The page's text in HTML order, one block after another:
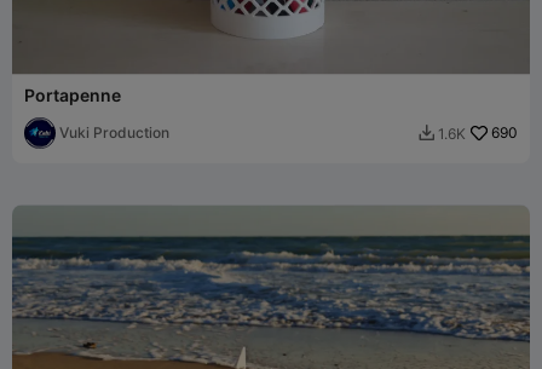
Portapenne
Vuki Production  1.6K 690